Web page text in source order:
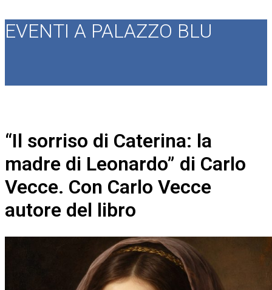
EVENTI A PALAZZO BLU
“Il sorriso di Caterina: la
madre di Leonardo” di Carlo
Vecce. Con Carlo Vecce
autore del libro